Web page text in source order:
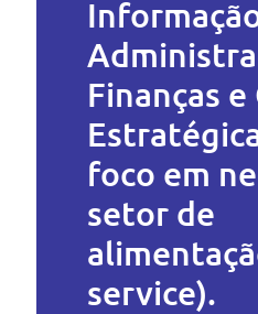
Finanças
foco em
setor de
service).